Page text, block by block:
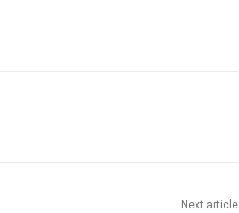
Next article